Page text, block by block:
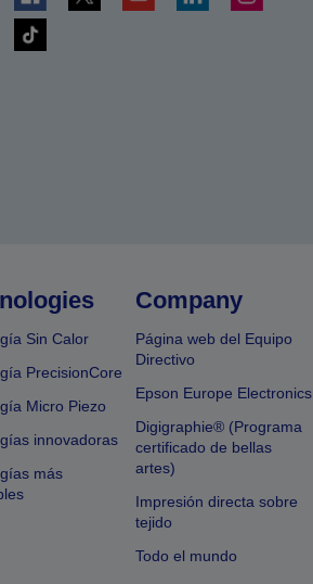
Sin Calor
PrecisionCore
Micro Piezo
innovadoras
más
Company
Página web del Equipo
Directivo
Epson Europe Electronics
Digigraphie® (Programa
certificado de bellas
artes)
Impresión directa sobre
tejido
Todo el mundo